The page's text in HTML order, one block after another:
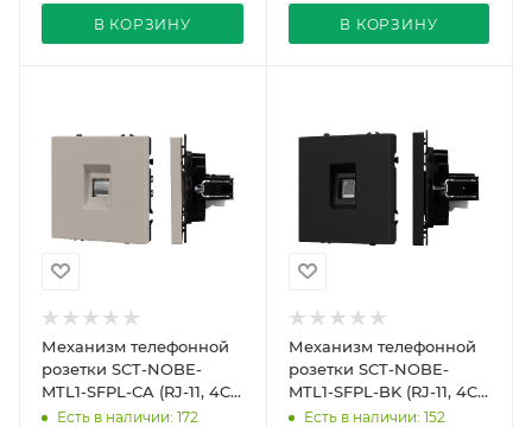
В КОРЗИНУ В КОРЗИНУ
Механизм телефонной
розетки SCT-NOBE-
MTL1-SFPL-CA (RJ-11, 4C)
(Arlight, Кашемир)
Есть в наличии: 172
Механизм телефонной
розетки SCT-NOBE-
MTL1-SFPL-BK (RJ-11, 4C)
(Arlight, Черный оникс)
Есть в наличии: 152